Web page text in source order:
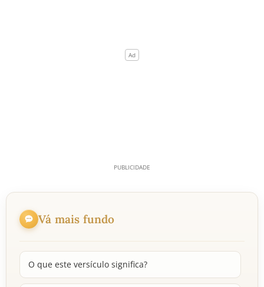
Vá mais fundo
O que este versículo significa?